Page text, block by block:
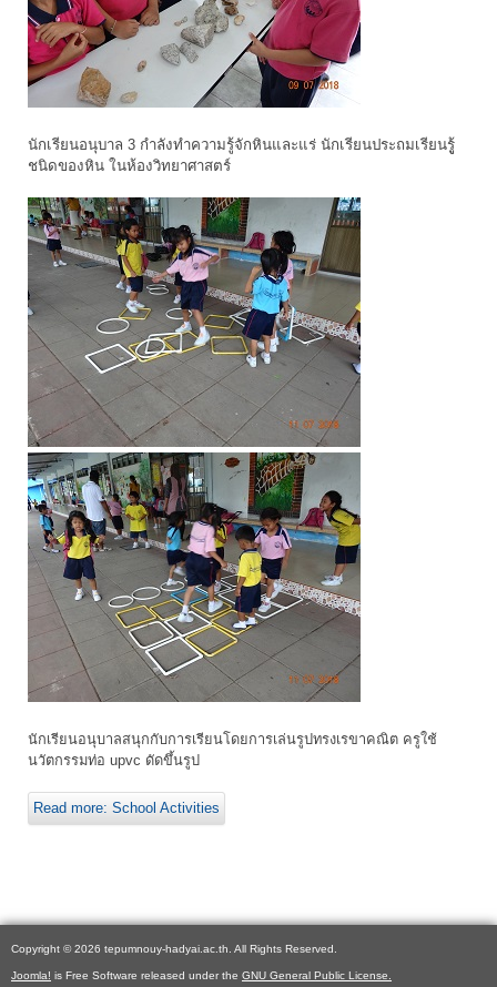
นักเรียนอนุบาล 3 กำลังทำความรู้จักหินและแร่ นักเรียนประถมเรียนรูู้
ชนิดของหิน ในห้องวิทยาศาสตร์
นักเรียนอนุบาลสนุกกับการเรียนโดยการเล่นรูปทรงเรขาคณิต ครูใช้
นวัตกรรมท่อ upvc ดัดขึ้นรูป
Read more: School Activities
Copyright © 2026 tepumnouy-hadyai.ac.th. All Rights Reserved.
Joomla! is Free Software released under the GNU General Public License.